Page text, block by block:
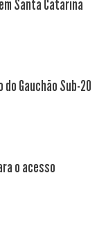
Santa Catarina
Gauchão Sub-20
o acesso